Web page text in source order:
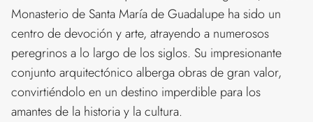
Monasterio de Santa María de Guadalupe ha sido un
centro de devoción y arte, atrayendo a numerosos
peregrinos a lo largo de los siglos. Su impresionante
conjunto arquitectónico alberga obras de gran valor,
convirtiéndolo en un destino imperdible para los
amantes de la historia y la cultura.